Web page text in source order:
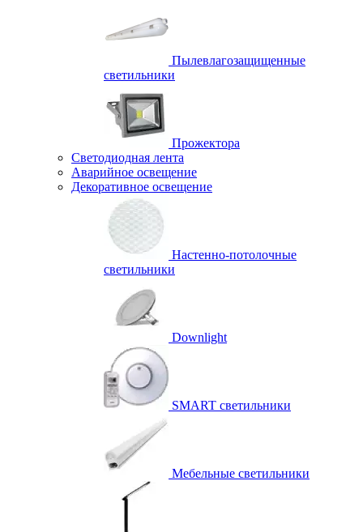
Пылевлагозащищенные
светильники
Прожектора
Светодиодная лента
Аварийное освещение
Декоративное освещение
Настенно-потолочные
светильники
Downlight
SMART светильники
Мебельные светильники